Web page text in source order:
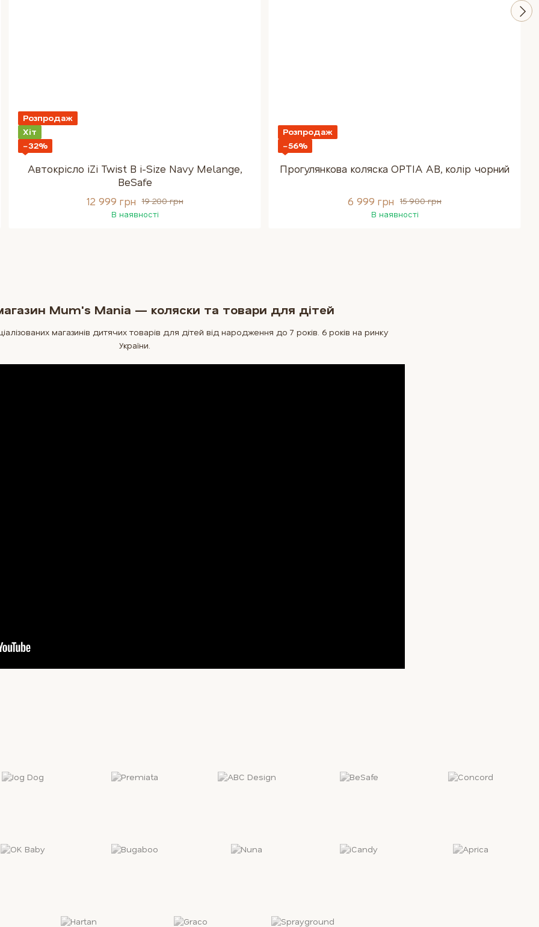
Розпродаж
Хіт
−32%
Автокрісло iZi Twist B i-Size Navy Melange,
BeSafe
19 200 грн
12 999 грн
В наявності
Розпродаж
−56%
Прогулянкова коляска OPTIA АВ, колір чорний
15 900 грн
6 999 грн
В наявності
Mum's Mania — коляски та товари для дітей
магазинів дитячих товарів для дітей від народження до 7 років. 6 років на ринку
України.